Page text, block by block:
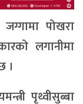
पोखरा
लगानीमा
।
पृथ्वीसुब्बा